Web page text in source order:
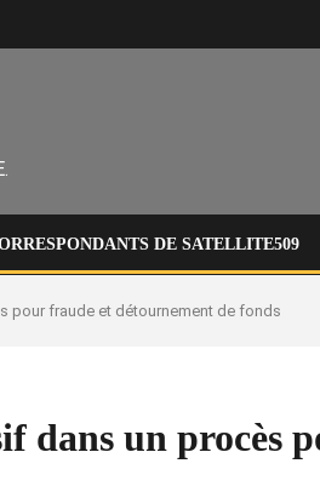
DE SATELLITE509
pour fraude et détournement de fonds
dans un procès